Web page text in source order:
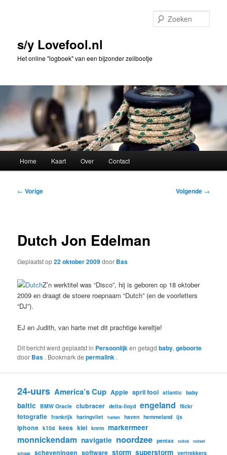
inhouds/y Lovefool.nl
Het online "logboek" van een bijzonder zeilbootje
Home Kaart Over Contact
Bericht
← Vorige Volgende →
Dutch Jon Edelman
Geplaatst op22 oktober 2009door Bas
Z’n werktitel was “Disco”, hij is geboren op 18 oktober
2009 en draagt de stoere roepnaam “Dutch” (en de voorletters
“DJ”).
EJ en Judith, van harte met dit prachtige kereltje!
Dit bericht werd geplaatst in Persoonlijken getagdbaby,geboorte
door Bas . Bookmark depermalink .
24-uurs America’s Cup Apple april fool atlantic baby
baltic BMW Oracle clubracer delta-lloyd engeland flickr
fotografie frankrijk haringvliet harken haven hemmeland ijs
iphone k10d kees kiel knrm markermeer
monnickendam navigatie noordzee pentax rolfok rolreef
schaap scheveningen software storm superstorm vertrekkers